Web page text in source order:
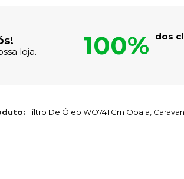
loja. 100% dos
Filtro De Óleo WO741 Gm Opala,